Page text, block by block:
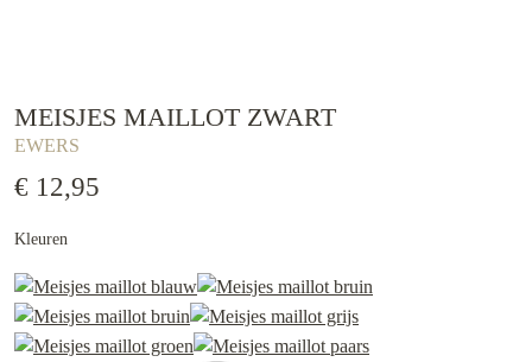
MEISJES MAILLOT ZWART
EWERS
€ 12,95
Kleuren